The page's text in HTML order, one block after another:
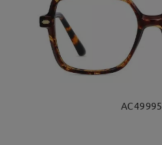
AC49995